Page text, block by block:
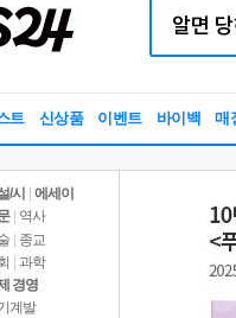
트 신상품 이벤트 바이백 매
/시
에세이
역사
| 종교
| 과학
경영
계발